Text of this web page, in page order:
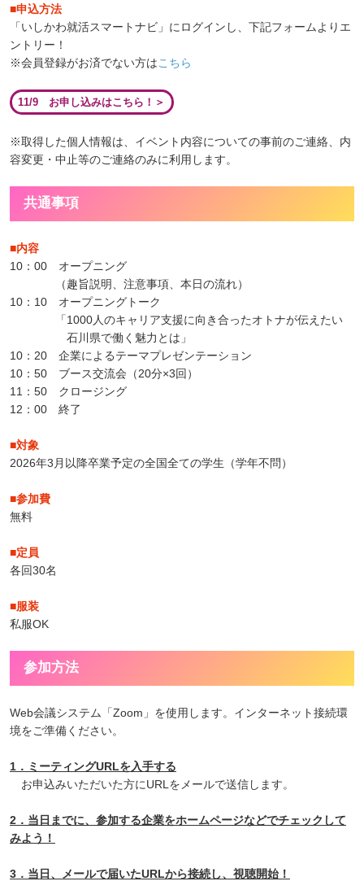
■申込方法
「いしかわ就活スマートナビ」にログインし、下記フォームよりエ
ントリー！
※会員登録がお済でない方はこちら
※取得した個人情報は、イベント内容についての事前のご連絡、内
容変更・中止等のご連絡のみに利用します。
共通事項
■内容
10：00 オープニング
（趣旨説明、注意事項、本日の流れ）
10：10 オープニングトーク
「1000人のキャリア支援に向き合ったオトナが伝えたい
石川県で働く魅力とは」
10：20 企業によるテーマプレゼンテーション
10：50 ブース交流会（20分×3回）
11：50 クロージング
12：00 終了
■対象
2026年3月以降卒業予定の全国全ての学生（学年不問）
■参加費
無料
■定員
各回30名
■服装
私服OK
参加方法
Web会議システム「Zoom」を使用します。インターネット接続環
境をご準備ください。
1．ミーティングURLを入手する
お申込みいただいた方にURLをメールで送信します。
2．当日までに、参加する企業をホームページなどでチェックして
みよう！
3．当日、メールで届いたURLから接続し、視聴開始！